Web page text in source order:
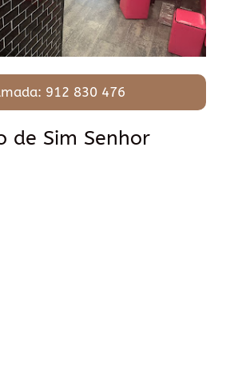
912 830 476
de Sim Senhor